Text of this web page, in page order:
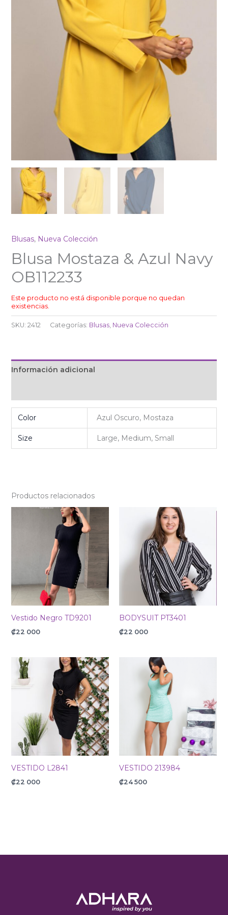
Blusas, Nueva Colección
Blusa Mostaza & Azul Navy
OB112233
Este producto no está disponible porque no quedan
existencias.
SKU: 2412 Categorías: Blusas, Nueva Colección
Información adicional
Color Azul Oscuro, Mostaza
Size Large, Medium, Small
Productos relacionados
Vestido Negro TD9201
₡22 000
BODYSUIT PT3401
₡22 000
VESTIDO L2841
₡22 000
VESTIDO 213984
₡24 500